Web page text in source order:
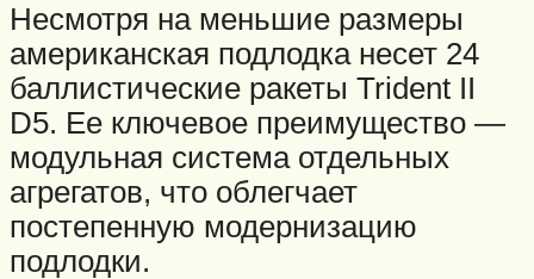
Несмотря на меньшие размеры
американская подлодка несет 24
баллистические ракеты Trident II
D5. Ее ключевое преимущество —
модульная система отдельных
агрегатов, что облегчает
постепенную модернизацию
подлодки.